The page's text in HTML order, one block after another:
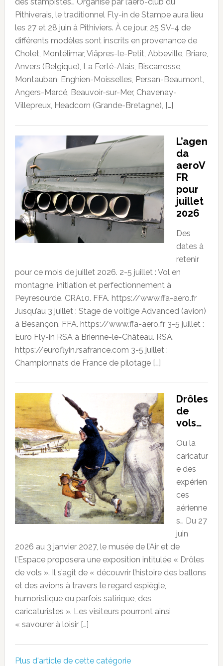
Pithiverais, le traditionnel Fly-in de Stampe aura lieu
les 27 et 28 juin à Pithiviers. À ce jour, 25 SV-4 de
différents modèles sont inscrits en provenance de
Cholet, Montélimar, Viâpres-le-Petit, Abbeville, Briare,
Anvers (Belgique), La Ferté-Alais, Biscarrosse,
Montauban, Enghien-Moisselles, Persan-Beaumont,
Angers-Marcé, Beauvoir-sur-Mer, Chavenay-
Villepreux, Headcorn (Grande-Bretagne), […]
L’agen
da
aeroV
FR
pour
juillet
2026
Des
dates à
retenir
pour ce mois de juillet 2026. 2-5 juillet : Vol en
montagne, initiation et perfectionnement à
Peyresourde. CRA10. FFA. https://www.ffa-aero.fr
Jusqu’au 3 juillet : Stage de voltige Advanced (avion)
à Besançon. FFA. https://www.ffa-aero.fr 3-5 juillet :
Euro Fly-in RSA à Brienne-le-Château. RSA.
https://euroflyin.rsafrance.com 3-5 juillet :
Championnats de France de pilotage […]
Drôles
de
vols…
Ou la
caricatur
e des
expérien
ces
aérienne
s… Du 27
juin
2026 au 3 janvier 2027, le musée de l’Air et de
l’Espace proposera une exposition intitulée « Drôles
de vols ». Il s’agit de « découvrir l’histoire des ballons
et des avions à travers le regard espiègle,
humoristique ou parfois satirique, des
caricaturistes ». Les visiteurs pourront ainsi
« savourer à loisir […]
Plus d'article de cette catégorie